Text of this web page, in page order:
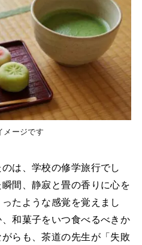
メージです
は、学校の修学旅行でし
間、静寂と畳の香りに心を
たような感覚を覚えまし
和菓子をいつ食べるべきか
らも、茶道の先生が「失敗